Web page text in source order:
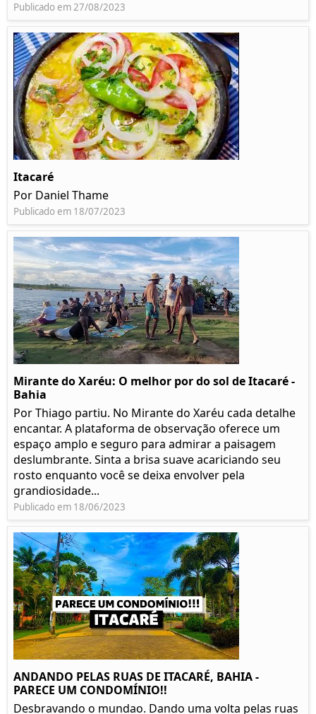
Publicado em 27/08/2023
Itacaré
Por Daniel Thame
Publicado em 18/07/2023
Mirante do Xaréu: O melhor por do sol de Itacaré -
Bahia
Por Thiago partiu. No Mirante do Xaréu cada detalhe
encantar. A plataforma de observação oferece um
espaço amplo e seguro para admirar a paisagem
deslumbrante. Sinta a brisa suave acariciando seu
rosto enquanto você se deixa envolver pela
grandiosidade...
Publicado em 18/06/2023
ANDANDO PELAS RUAS DE ITACARÉ, BAHIA -
PARECE UM CONDOMÍNIO!!
Desbravando o mundao. Dando uma volta pelas ruas